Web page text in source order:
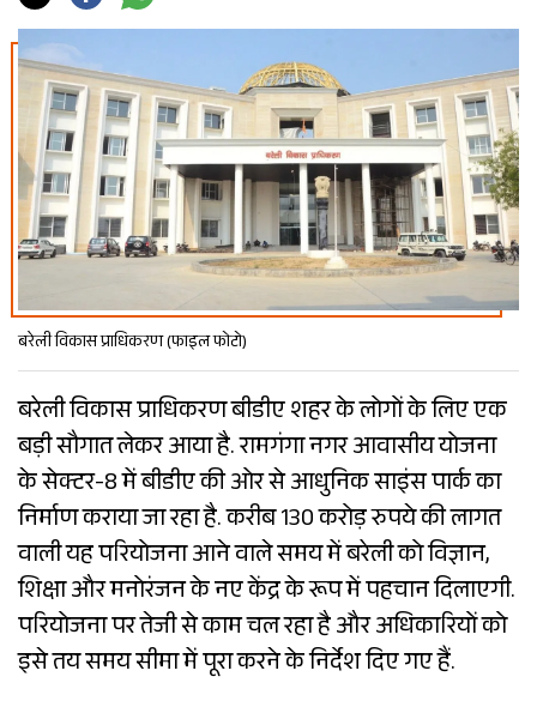
बरेली विकास प्राधिकरण (फाइल फोटो)
बरेली विकास प्राधिकरण बीडीए शहर के लोगों के लिए एक
बड़ी सौगात लेकर आया है. रामगंगा नगर आवासीय योजना
के सेक्टर-8 में बीडीए की ओर से आधुनिक साइंस पार्क का
निर्माण कराया जा रहा है. करीब 130 करोड़ रुपये की लागत
वाली यह परियोजना आने वाले समय में बरेली को विज्ञान,
शिक्षा और मनोरंजन के नए केंद्र के रूप में पहचान दिलाएगी.
परियोजना पर तेजी से काम चल रहा है और अधिकारियों को
इसे तय समय सीमा में पूरा करने के निर्देश दिए गए हैं.